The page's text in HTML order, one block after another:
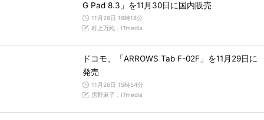
G Pad 8.3」を11月30日に国内販売
11月26日 16時18分
村上万純，ITmedia
ドコモ、「ARROWS Tab F-02F」を11月29日に
発売
11月26日 15時54分
房野麻子，ITmedia